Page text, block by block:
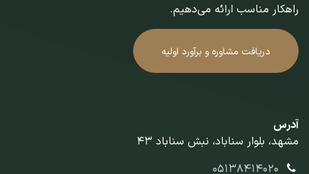
راهکار مناسب ارائه می‌دهیم.
دریافت مشاوره و برآورد اولیه
آدرس
مشهد، بلوار سناباد، نبش سناباد 43
05138414020